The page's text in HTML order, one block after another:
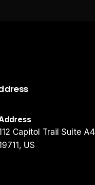
Capitol Trail Suite
US